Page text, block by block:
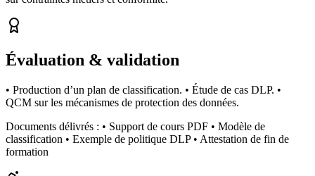
Évaluation & validation
• Production d’un plan de classification. • Étude de cas DLP. •
QCM sur les mécanismes de protection des données.
Documents délivrés : • Support de cours PDF • Modèle de
classification • Exemple de politique DLP • Attestation de fin de
formation